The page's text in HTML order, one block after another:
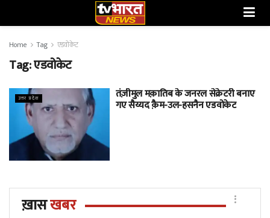
Home Tag एडवोकेट
Tag:एडवोकेट
उत्तर प्रदेश तंज़ीमुल मक़ातिब के जनरल सेक्रेटरी बनाए
गए सैय्यद क़ैम-उल-हसनैन एडवोकेट
ख़ासखबर